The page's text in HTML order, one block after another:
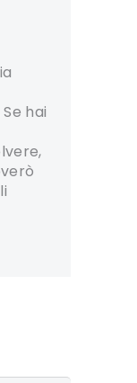
hai